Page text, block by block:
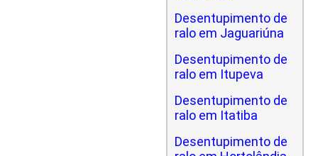
Desentupimento de
ralo em Jaguariúna
Desentupimento de
ralo em Itupeva
Desentupimento de
ralo em Itatiba
Desentupimento de